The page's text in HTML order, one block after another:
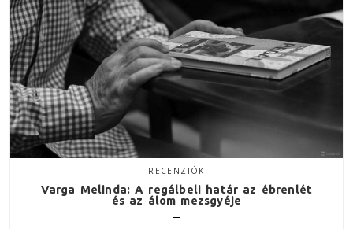
RECENZIÓK
Varga Melinda: A regálbeli határ az ébrenlét
és az álom mezsgyéje